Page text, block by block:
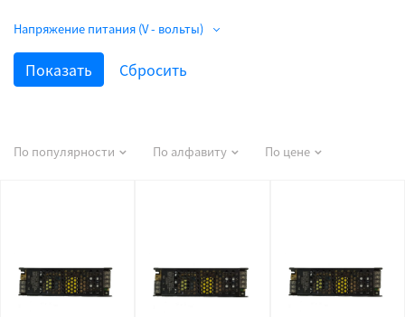
Напряжение питания (V - вольты)
По популярности По алфавиту По цене